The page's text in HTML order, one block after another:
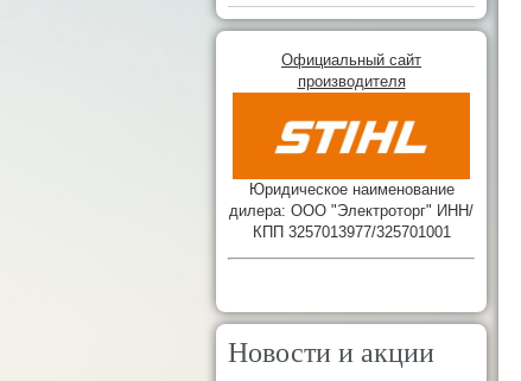
Официальный сайт
производителя
Юридическое наименование
дилера: ООО "Электроторг" ИНН/
КПП 3257013977/325701001
Новости и акции